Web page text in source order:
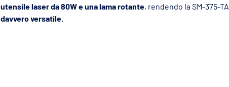
utensile laser da 80W e una lama rotante, rendendo la SM-375-
davvero versatile.